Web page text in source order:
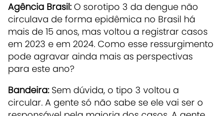
Agência Brasil:O sorotipo 3 da dengue não
circulava de forma epidêmica no Brasil há
mais de 15 anos, mas voltou a registrar casos
em 2023 e em 2024. Como esse ressurgimento
pode agravar ainda mais as perspectivas
para este ano?
Bandeira: Sem dúvida, o tipo 3 voltou a
circular. A gente só não sabe se ele vai ser o